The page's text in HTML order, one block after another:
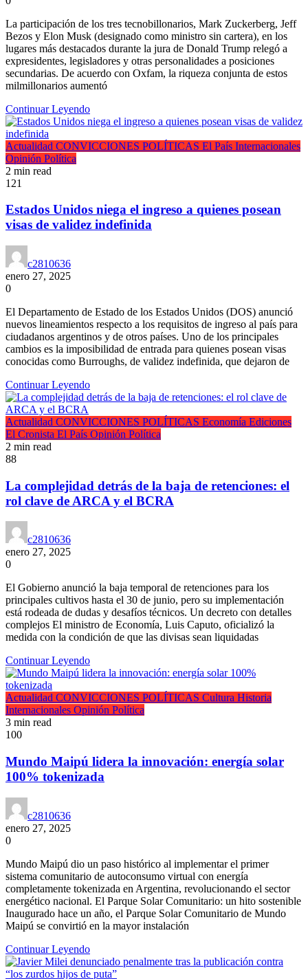
La participación de los tres tecnobillonarios, Mark Zuckerberg, Jeff
Bezos y Elon Musk (designado como ministro sin cartera), en los
lugares más destacados durante la jura de Donald Trump relegó a
expresidentes, legisladores y otras personalidades a posiciones
secundarias. De acuerdo con Oxfam, la riqueza conjunta de estos
milmillonarios aumentó
Continuar Leyendo
Actualidad CONVICCIONES POLÍTICAS El País Internacionales
Opinión Política
2 min read
121
Estados Unidos niega el ingreso a quienes posean
visas de validez indefinida
c2810636
enero 27, 2025
0
El Departamento de Estado de los Estados Unidos (DOS) anunció
nuevos lineamientos respecto a los requisitos de ingreso al país para
ciudadanos argentinos y de otros países. Uno de los principales
cambios es la imposibilidad de entrada para quienes posean visas
conocidas como Burroughs, de validez indefinida, que dejaron de
Continuar Leyendo
Actualidad CONVICCIONES POLÍTICAS Economía Ediciones
El Cronista El País Opinión Política
2 min read
88
La complejidad detrás de la baja de retenciones: el
rol clave de ARCA y el BCRA
c2810636
enero 27, 2025
0
El Gobierno anunció la baja temporal de retenciones para los
principales cultivos hasta el 30 de junio, pero su implementación
está rodeada de dudas y desafíos técnicos. Un decreto con detalles
complejos El ministro de Economía, Luis Caputo, oficializó la
medida con la condición de que las divisas sean liquidadas
Continuar Leyendo
Actualidad CONVICCIONES POLÍTICAS Cultura Historia
Internacionales Opinión Política
3 min read
100
Mundo Maipú lidera la innovación: energía solar
100% tokenizada
c2810636
enero 27, 2025
0
Mundo Maipú dio un paso histórico al implementar el primer
sistema comunitario de autoconsumo virtual con energía
completamente tokenizada en Argentina, revolucionando el sector
energético nacional. El Parque Solar Comunitario: un hito sostenible
Inaugurado hace un año, el Parque Solar Comunitario de Mundo
Maipú se convirtió en la mayor instalación
Continuar Leyendo